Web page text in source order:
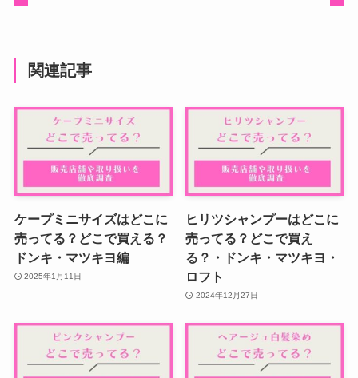
関連記事
ケープミニサイズはどこに
売ってる？どこで買える？
ドンキ・マツキヨ編
2025年1月11日
ヒリツシャンプーはどこに
売ってる？どこで買え
る？・ドンキ・マツキヨ・
ロフト
2024年12月27日